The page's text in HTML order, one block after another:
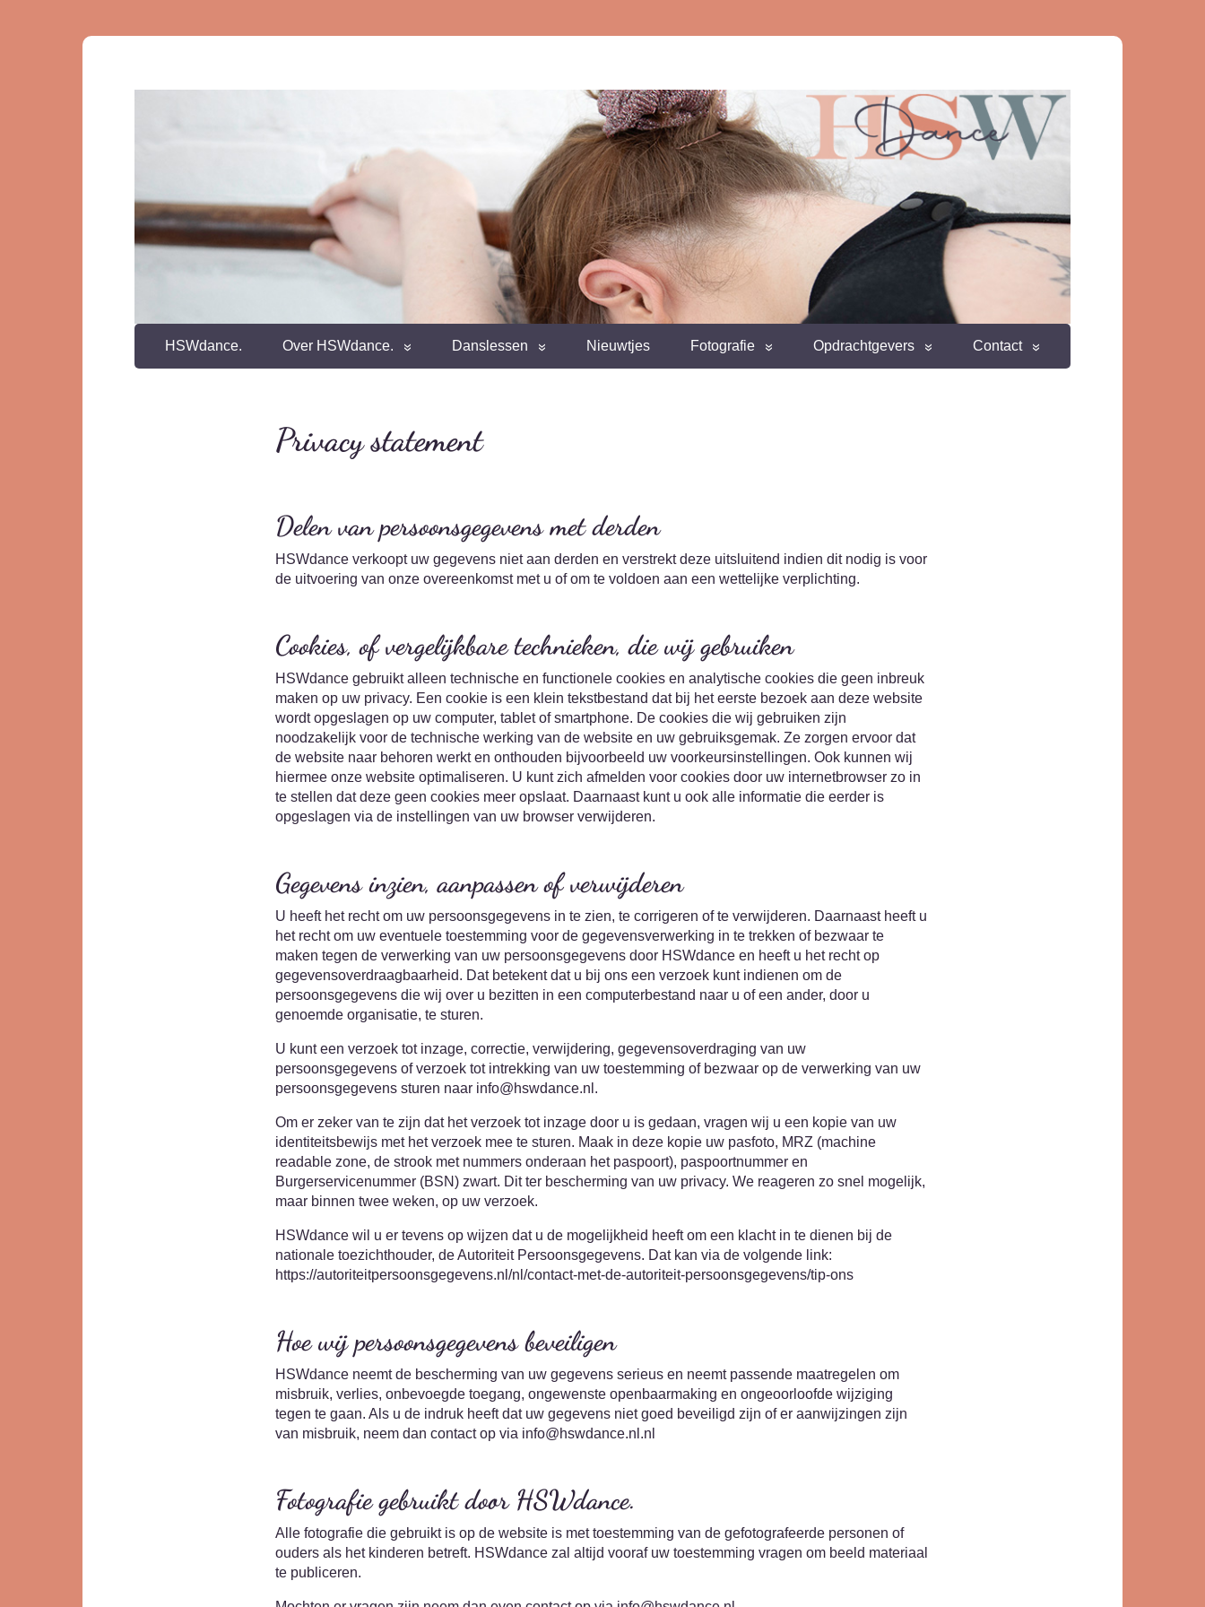
HSWdance. Over HSWdance. Danslessen Nieuwtjes Fotografie Opdrachtgevers Contact
Privacy statement
Delen van persoonsgegevens met derden
HSWdance verkoopt uw gegevens niet aan derden en verstrekt deze uitsluitend indien dit nodig is voor
de uitvoering van onze overeenkomst met u of om te voldoen aan een wettelijke verplichting.
Cookies, of vergelijkbare technieken, die wij gebruiken
HSWdance gebruikt alleen technische en functionele cookies en analytische cookies die geen inbreuk
maken op uw privacy. Een cookie is een klein tekstbestand dat bij het eerste bezoek aan deze website
wordt opgeslagen op uw computer, tablet of smartphone. De cookies die wij gebruiken zijn
noodzakelijk voor de technische werking van de website en uw gebruiksgemak. Ze zorgen ervoor dat
de website naar behoren werkt en onthouden bijvoorbeeld uw voorkeursinstellingen. Ook kunnen wij
hiermee onze website optimaliseren. U kunt zich afmelden voor cookies door uw internetbrowser zo in
te stellen dat deze geen cookies meer opslaat. Daarnaast kunt u ook alle informatie die eerder is
opgeslagen via de instellingen van uw browser verwijderen.
Gegevens inzien, aanpassen of verwijderen
U heeft het recht om uw persoonsgegevens in te zien, te corrigeren of te verwijderen. Daarnaast heeft u
het recht om uw eventuele toestemming voor de gegevensverwerking in te trekken of bezwaar te
maken tegen de verwerking van uw persoonsgegevens door HSWdance en heeft u het recht op
gegevensoverdraagbaarheid. Dat betekent dat u bij ons een verzoek kunt indienen om de
persoonsgegevens die wij over u bezitten in een computerbestand naar u of een ander, door u
genoemde organisatie, te sturen.
U kunt een verzoek tot inzage, correctie, verwijdering, gegevensoverdraging van uw
persoonsgegevens of verzoek tot intrekking van uw toestemming of bezwaar op de verwerking van uw
persoonsgegevens sturen naar info@hswdance.nl.
Om er zeker van te zijn dat het verzoek tot inzage door u is gedaan, vragen wij u een kopie van uw
identiteitsbewijs met het verzoek mee te sturen. Maak in deze kopie uw pasfoto, MRZ (machine
readable zone, de strook met nummers onderaan het paspoort), paspoortnummer en
Burgerservicenummer (BSN) zwart. Dit ter bescherming van uw privacy. We reageren zo snel mogelijk,
maar binnen twee weken, op uw verzoek.
HSWdance wil u er tevens op wijzen dat u de mogelijkheid heeft om een klacht in te dienen bij de
nationale toezichthouder, de Autoriteit Persoonsgegevens. Dat kan via de volgende link:
https://autoriteitpersoonsgegevens.nl/nl/contact-met-de-autoriteit-persoonsgegevens/tip-ons
Hoe wij persoonsgegevens beveiligen
HSWdance neemt de bescherming van uw gegevens serieus en neemt passende maatregelen om
misbruik, verlies, onbevoegde toegang, ongewenste openbaarmaking en ongeoorloofde wijziging
tegen te gaan. Als u de indruk heeft dat uw gegevens niet goed beveiligd zijn of er aanwijzingen zijn
van misbruik, neem dan contact op via info@hswdance.nl.nl
Fotografie gebruikt door HSWdance.
Alle fotografie die gebruikt is op de website is met toestemming van de gefotografeerde personen of
ouders als het kinderen betreft. HSWdance zal altijd vooraf uw toestemming vragen om beeld materiaal
te publiceren.